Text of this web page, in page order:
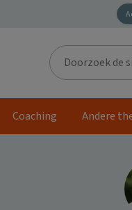
Doorzoek
de
site
Coaching Andere